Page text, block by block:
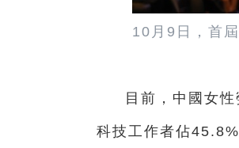
10月9日，首
目前，中國女
科技工作者佔